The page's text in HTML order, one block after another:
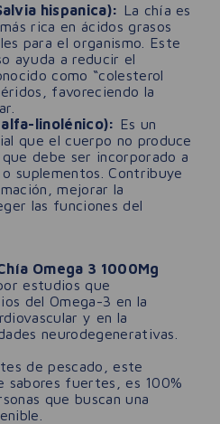
hispanica): La chía es
rica en ácidos grasos
para el organismo. Este
ayuda a reducir el
como “colesterol
favoreciendo la
linolénico): Es un
que el cuerpo no produce
debe ser incorporado a
suplementos. Contribuye
mejorar la
las funciones del
Omega 3 1000Mg
estudios que
del Omega-3 en la
y en la
neurodegenerativas.
de pescado, este
sabores fuertes, es 100%
que buscan una